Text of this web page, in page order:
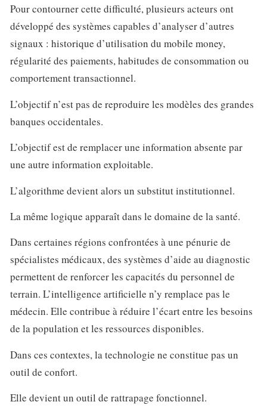
Pour contourner cette difficulté, plusieurs acteurs ont
développé des systèmes capables d’analyser d’autres
signaux : historique d’utilisation du mobile money,
régularité des paiements, habitudes de consommation ou
comportement transactionnel.
L’objectif n’est pas de reproduire les modèles des grandes
banques occidentales.
L’objectif est de remplacer une information absente par
une autre information exploitable.
L’algorithme devient alors un substitut institutionnel.
La même logique apparaît dans le domaine de la santé.
Dans certaines régions confrontées à une pénurie de
spécialistes médicaux, des systèmes d’aide au diagnostic
permettent de renforcer les capacités du personnel de
terrain. L’intelligence artificielle n’y remplace pas le
médecin. Elle contribue à réduire l’écart entre les besoins
de la population et les ressources disponibles.
Dans ces contextes, la technologie ne constitue pas un
outil de confort.
Elle devient un outil de rattrapage fonctionnel.